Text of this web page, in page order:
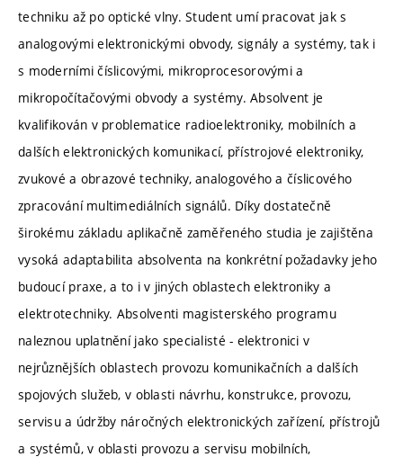
techniku až po optické vlny. Student umí pracovat jak s
analogovými elektronickými obvody, signály a systémy, tak i
s moderními číslicovými, mikroprocesorovými a
mikropočítačovými obvody a systémy. Absolvent je
kvalifikován v problematice radioelektroniky, mobilních a
dalších elektronických komunikací, přístrojové elektroniky,
zvukové a obrazové techniky, analogového a číslicového
zpracování multimediálních signálů. Díky dostatečně
širokému základu aplikačně zaměřeného studia je zajištěna
vysoká adaptabilita absolventa na konkrétní požadavky jeho
budoucí praxe, a to i v jiných oblastech elektroniky a
elektrotechniky. Absolventi magisterského programu
naleznou uplatnění jako specialisté - elektronici v
nejrůznějších oblastech provozu komunikačních a dalších
spojových služeb, v oblasti návrhu, konstrukce, provozu,
servisu a údržby náročných elektronických zařízení, přístrojů
a systémů, v oblasti provozu a servisu mobilních,